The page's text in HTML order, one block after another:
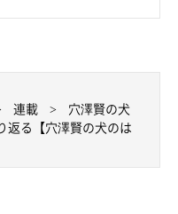
日常をつづったブログ
匹』(小学館文庫)、自ら選
ッセイをまとめたCDブッ
ミュージック・ジャパ
連載
穴澤賢の犬
返る【穴澤賢の犬のは